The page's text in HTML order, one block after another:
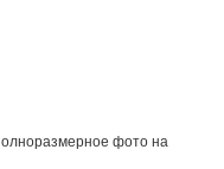
фото на